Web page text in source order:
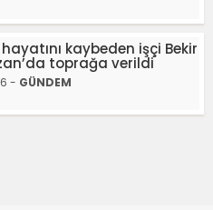
kaybeden işçi Bekir
toprağa verildi
- GÜNDEM